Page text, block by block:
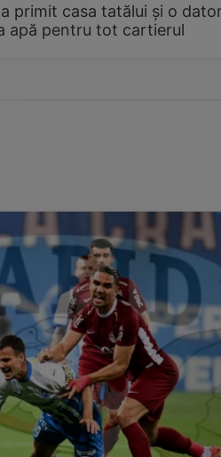
primit casa tatălui și o
apă pentru tot cartierul